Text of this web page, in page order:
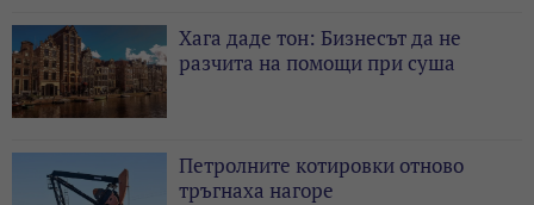
Хага даде тон: Бизнесът да не
разчита на помощи при суша
Петролните котировки отново
тръгнаха нагоре